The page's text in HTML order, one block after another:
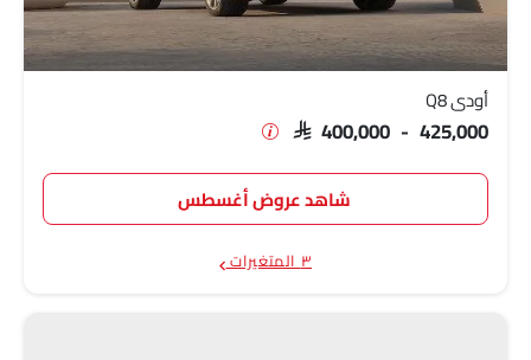
أودي Q8
SAR 400,000 - 425,000
شاهد عروض أغسطس
٣ المتغيرات